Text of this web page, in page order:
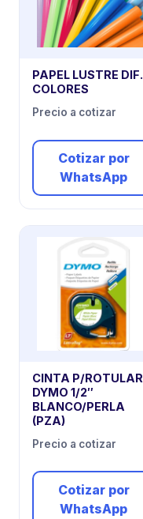
PAPEL LUSTRE DIF.
COLORES
Precio a cotizar
Cotizar por
WhatsApp
CINTA P/ROTULAR
DYMO 1/2″
BLANCO/PERLA
(PZA)
Precio a cotizar
Cotizar por
WhatsApp